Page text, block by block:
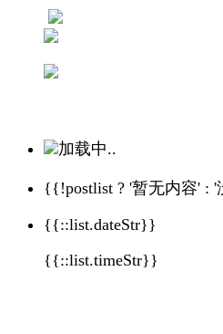
加载中..
{{!postlist ? '暂无内容' :
{{::list.dateStr}}
{{::list.timeStr}}